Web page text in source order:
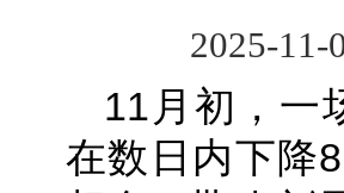
2025-11-
11月初，一
在数日内下降